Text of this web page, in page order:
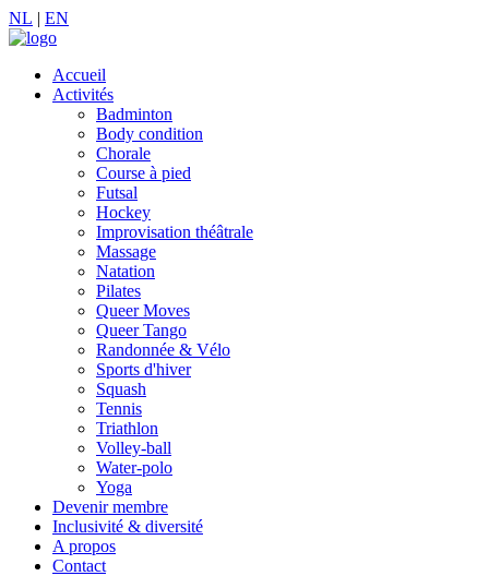
NL | EN
Accueil
Activités
Badminton
Body condition
Chorale
Course à pied
Futsal
Hockey
Improvisation théâtrale
Massage
Natation
Pilates
Queer Moves
Queer Tango
Randonnée & Vélo
Sports d'hiver
Squash
Tennis
Triathlon
Volley-ball
Water-polo
Yoga
Devenir membre
Inclusivité & diversité
A propos
Contact